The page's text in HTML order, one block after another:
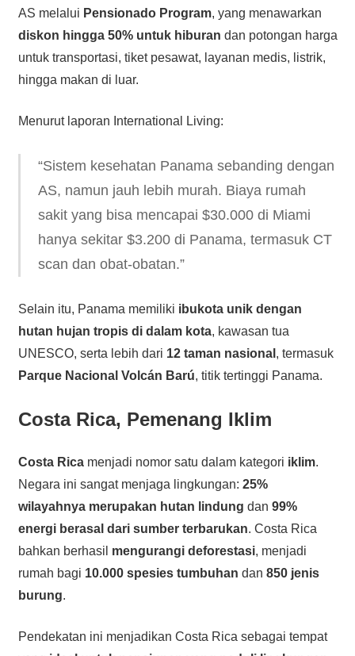
AS melalui Pensionado Program, yang menawarkan
diskon hingga 50% untuk hiburan dan potongan harga
untuk transportasi, tiket pesawat, layanan medis, listrik,
hingga makan di luar.
Menurut laporan International Living:
“Sistem kesehatan Panama sebanding dengan
AS, namun jauh lebih murah. Biaya rumah
sakit yang bisa mencapai $30.000 di Miami
hanya sekitar $3.200 di Panama, termasuk CT
scan dan obat-obatan.”
Selain itu, Panama memiliki ibukota unik dengan
hutan hujan tropis di dalam kota, kawasan tua
UNESCO, serta lebih dari 12 taman nasional , termasuk
Parque Nacional Volcán Barú, titik tertinggi Panama.
Costa Rica, Pemenang Iklim
Costa Ricamenjadi nomor satu dalam kategori iklim.
Negara ini sangat menjaga lingkungan: 25%
wilayahnya merupakan hutan lindung dan 99%
energi berasal dari sumber terbarukan. Costa Rica
bahkan berhasil mengurangi deforestasi, menjadi
rumah bagi 10.000 spesies tumbuhan dan 850 jenis
burung.
Pendekatan ini menjadikan Costa Rica sebagai tempat